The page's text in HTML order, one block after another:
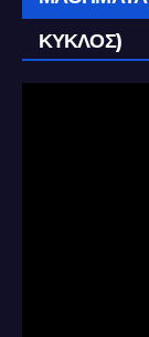
ΚΥΚΛΟΣ)